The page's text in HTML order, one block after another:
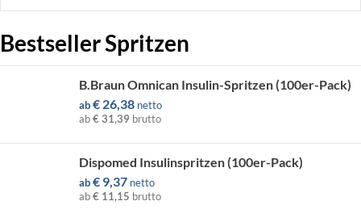
Bestseller Spritzen
B.Braun Omnican Insulin-Spritzen (100er-Pack)
ab€ 26,38 netto
ab€ 31,39 brutto
Dispomed Insulinspritzen (100er-Pack)
ab€ 9,37 netto
ab€ 11,15 brutto